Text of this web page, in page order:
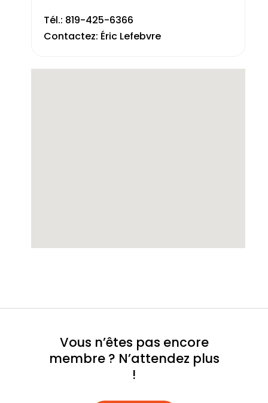
Tél.: 819-425-6366
Contactez: Éric Lefebvre
Vous n’êtes pas encore
membre ? N’attendez plus
!